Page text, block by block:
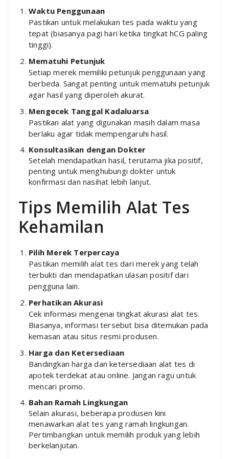
Waktu Penggunaan
Pastikan untuk melakukan tes pada waktu yang
tepat (biasanya pagi hari ketika tingkat hCG paling
tinggi).
Mematuhi Petunjuk
Setiap merek memiliki petunjuk penggunaan yang
berbeda. Sangat penting untuk mematuhi petunjuk
agar hasil yang diperoleh akurat.
Mengecek Tanggal Kadaluarsa
Pastikan alat yang digunakan masih dalam masa
berlaku agar tidak mempengaruhi hasil.
Konsultasikan dengan Dokter
Setelah mendapatkan hasil, terutama jika positif,
penting untuk menghubungi dokter untuk
konfirmasi dan nasihat lebih lanjut.
Tips Memilih Alat Tes
Kehamilan
Pilih Merek Terpercaya
Pastikan memilih alat tes dari merek yang telah
terbukti dan mendapatkan ulasan positif dari
pengguna lain.
Perhatikan Akurasi
Cek informasi mengenai tingkat akurasi alat tes.
Biasanya, informasi tersebut bisa ditemukan pada
kemasan atau situs resmi produsen.
Harga dan Ketersediaan
Bandingkan harga dan ketersediaan alat tes di
apotek terdekat atau online. Jangan ragu untuk
mencari promo.
Bahan Ramah Lingkungan
Selain akurasi, beberapa produsen kini
menawarkan alat tes yang ramah lingkungan.
Pertimbangkan untuk memilih produk yang lebih
berkelanjutan.